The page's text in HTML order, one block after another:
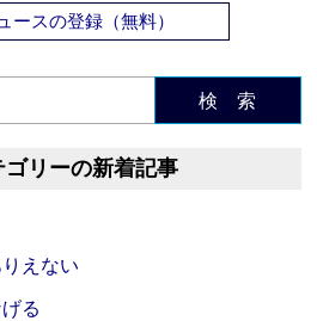
ースの登録（無料）
検 索
リーの新着記事
えない
る